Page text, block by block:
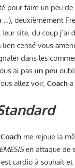
pour faire un peu
…), deuxièmement
site, du coup j’ai
lien censé vous
dans les
ai pasun peu
allez voir,Coach
Coach me rejoue la
en attaque de
cardio à souhait